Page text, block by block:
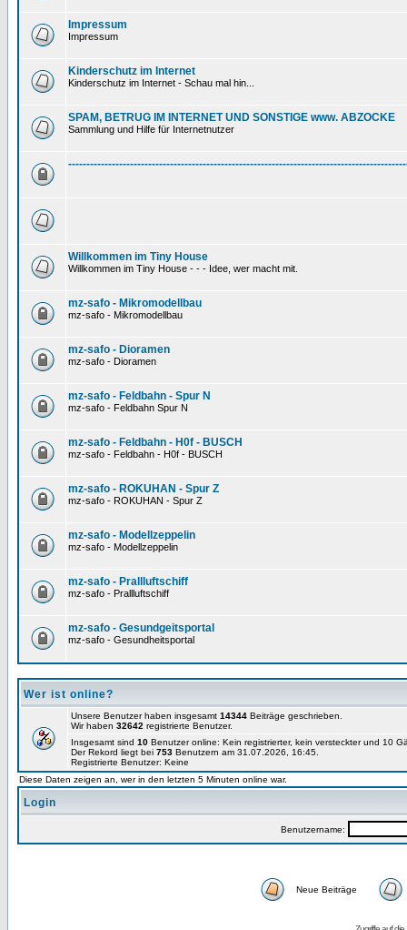
Impressum
Impressum
Kinderschutz im Internet
Kinderschutz im Internet - Schau mal hin...
SPAM, BETRUG IM INTERNET UND SONSTIGE www. ABZOCKE
Sammlung und Hilfe für Internetnutzer
Willkommen im Tiny House
Willkommen im Tiny House - - - Idee, wer macht mit.
mz-safo - Mikromodellbau
mz-safo - Mikromodellbau
mz-safo - Dioramen
mz-safo - Dioramen
mz-safo - Feldbahn - Spur N
mz-safo - Feldbahn Spur N
mz-safo - Feldbahn - H0f - BUSCH
mz-safo - Feldbahn - H0f - BUSCH
mz-safo - ROKUHAN - Spur Z
mz-safo - ROKUHAN - Spur Z
mz-safo - Modellzeppelin
mz-safo - Modellzeppelin
mz-safo - Prallluftschiff
mz-safo - Prallluftschiff
mz-safo - Gesundgeitsportal
mz-safo - Gesundheitsportal
Wer ist online?
Unsere Benutzer haben insgesamt 14344 Beiträge geschrieben.
Wir haben 32642 registrierte Benutzer.
Insgesamt sind 10 Benutzer online: Kein registrierter, kein versteckter und 10
Der Rekord liegt bei 753 Benutzern am 31.07.2026, 16:45.
Registrierte Benutzer: Keine
Diese Daten zeigen an, wer in den letzten 5 Minuten online war.
Login
Benutzername:
Neue Beiträge